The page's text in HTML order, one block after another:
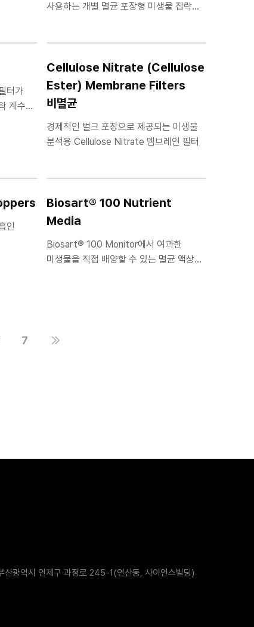
사용하는 개별 멸균 포장형 미생물 집락
터가
계수용
Cellulose Nitrate (Cellulose
Ester) Membrane Filters
비멸균
경제적인 벌크 포장으로 제공되는 미생물
분석용 Cellulose Nitrate 멤브레인 필터
인
Biosart® 100 Nutrient
Media
Biosart® 100 Monitor에서 여과한
미생물을 직접 배양할 수 있는 멸균 액상
7
광역시 연제구 과정로 245-1(연산동, 사이언스빌딩)